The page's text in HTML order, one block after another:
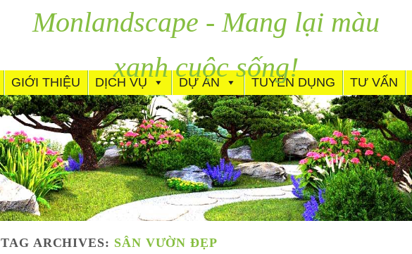
Monlandscape - Mang lại màu
xanh cuộc sống!
GIỚI THIỆU DỊCH VỤ DỰ ÁN TUYỂN DỤNG TƯ VẤN
TAG ARCHIVES: SÂN VƯỜN ĐẸP